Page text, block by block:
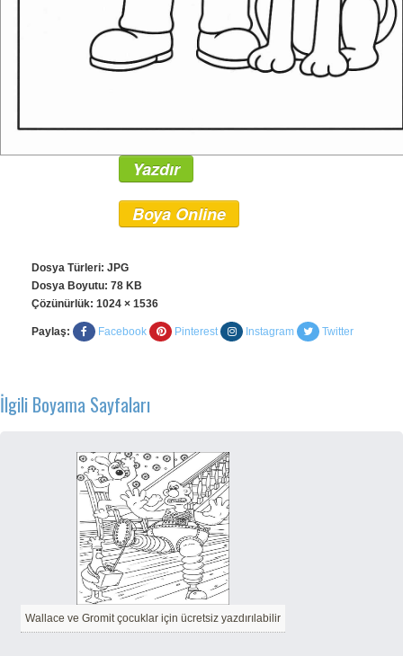
Yazdır
Boya Online
Dosya Türleri: JPG
Dosya Boyutu: 78 KB
Çözünürlük: 1024 × 1536
Paylaş: Facebook Pinterest Instagram Twitter
İlgili Boyama Sayfaları
Wallace ve Gromit çocuklar için ücretsiz yazdırılabilir